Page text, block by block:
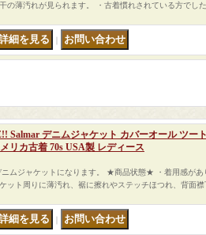
の薄汚れが見られます。 ・古着慣れされている方でし
Salmar デニムジャケット カバーオール ツー
リカ古着 70s USA製 レディース
ニムジャケットになります。 ★商品状態★ ・着用感があ
ット周りに薄汚れ、裾に擦れやステッチほつれ、背面襟